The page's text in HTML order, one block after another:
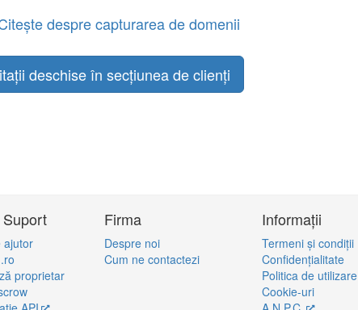
despre capturarea de domenii
deschise în secțiunea de clienți
ajutor
proprietar
Firma
Despre noi
Cum ne contactezi
Informații
Termeni şi condiţii
Confidenţialitate
Politica de utilizare
Cookie-uri